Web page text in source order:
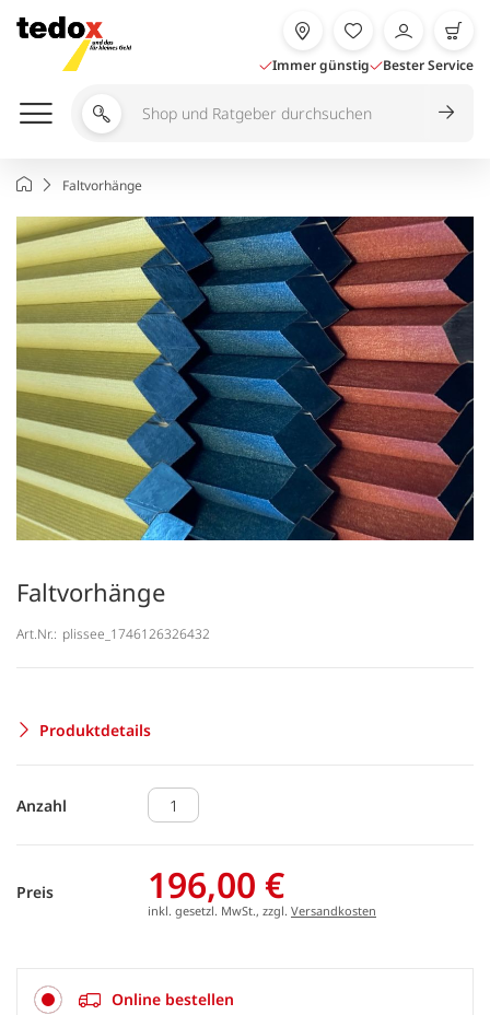
Inhalt
springen
Immer günstig Bester Service
Shop
durchsuchen
StartseiteFaltvorhänge
Faltvorhänge
Art.Nr.: plissee_1746126326432
Produktdetails
Anzahl
Preis 196,00 €
inkl. gesetzl. MwSt., zzgl. Versandkosten
Online bestellen